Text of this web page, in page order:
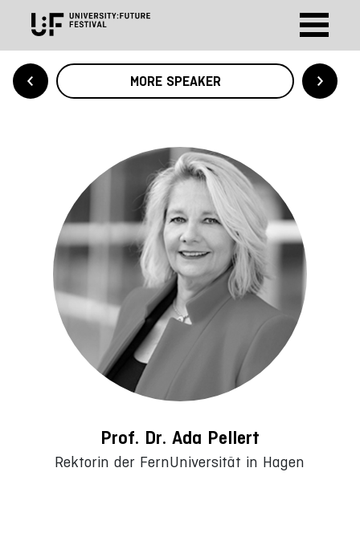
MORE SPEAKER
Prof. Dr. Ada Pellert
Rektorin der FernUniversität in Hagen